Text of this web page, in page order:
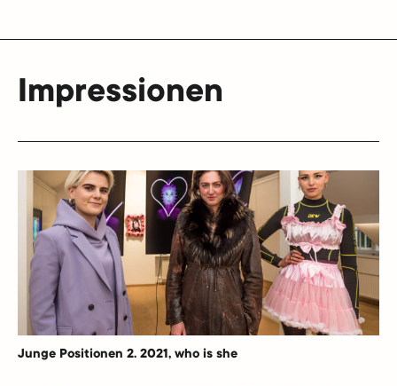
Impressionen
Junge Positionen 2. 2021, who is she